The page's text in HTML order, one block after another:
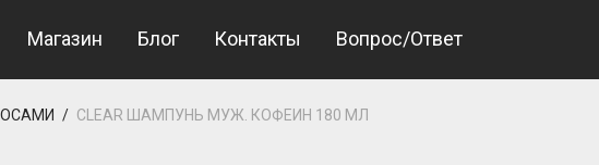
Магазин Блог Контакты Вопрос/Ответ
/ CLEAR ШАМПУНЬ МУЖ. КОФЕИН 180 МЛ